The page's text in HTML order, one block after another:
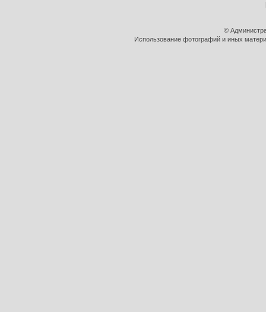
©
Использование фотографий и иных